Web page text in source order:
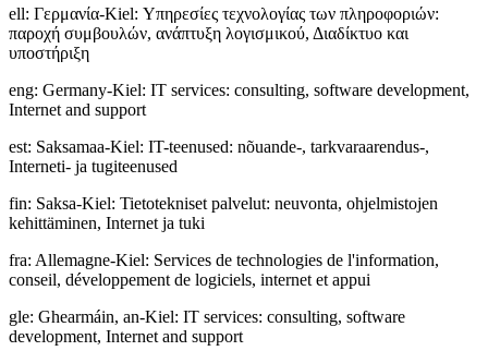
ell: Γερμανία-Kiel: Υπηρεσίες τεχνολογίας των πληροφοριών:
παροχή συμβουλών, ανάπτυξη λογισμικού, Διαδίκτυο και
υποστήριξη
eng: Germany-Kiel: IT services: consulting, software development,
Internet and support
est: Saksamaa-Kiel: IT-teenused: nõuande-, tarkvaraarendus-,
Interneti- ja tugiteenused
fin: Saksa-Kiel: Tietotekniset palvelut: neuvonta, ohjelmistojen
kehittäminen, Internet ja tuki
fra: Allemagne-Kiel: Services de technologies de l'information,
conseil, développement de logiciels, internet et appui
gle: Ghearmáin, an-Kiel: IT services: consulting, software
development, Internet and support